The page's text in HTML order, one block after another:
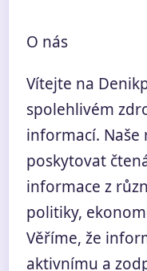
O nás
Vítejte na
spolehlivém
informací. Naše
poskytovat
informace z
politiky,
Věříme, že
aktivnímu a